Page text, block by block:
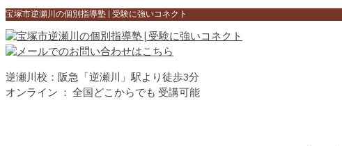
宝塚市逆瀬川の個別指導塾 | 受験に強いコネクト
逆瀬川校：阪急「逆瀬川」駅より徒歩3分
オンライン ： 全国どこからでも 受講可能